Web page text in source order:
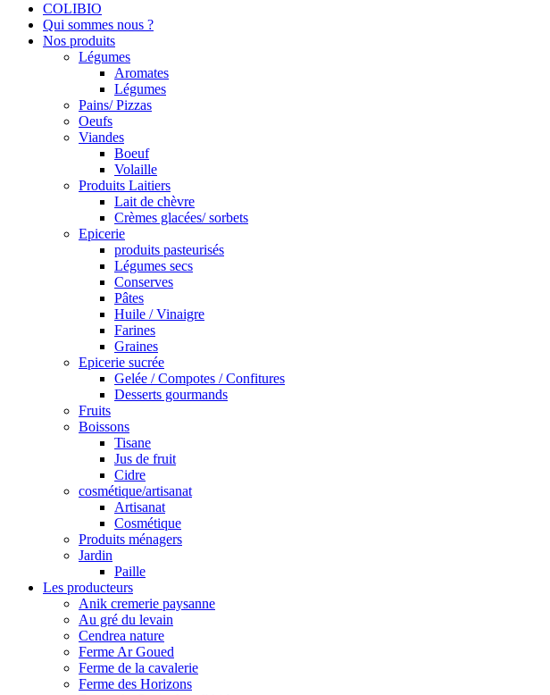
COLIBIO
Qui sommes nous ?
Nos produits
Légumes
Aromates
Légumes
Pains/ Pizzas
Oeufs
Viandes
Boeuf
Volaille
Produits Laitiers
Lait de chèvre
Crèmes glacées/ sorbets
Epicerie
produits pasteurisés
Légumes secs
Conserves
Pâtes
Huile / Vinaigre
Farines
Graines
Epicerie sucrée
Gelée / Compotes / Confitures
Desserts gourmands
Fruits
Boissons
Tisane
Jus de fruit
Cidre
cosmétique/artisanat
Artisanat
Cosmétique
Produits ménagers
Jardin
Paille
Les producteurs
Anik cremerie paysanne
Au gré du levain
Cendrea nature
Ferme Ar Goued
Ferme de la cavalerie
Ferme des Horizons